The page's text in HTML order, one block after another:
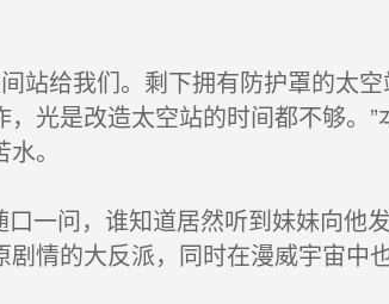
站给我们。剩下拥有防护罩的太
光是改造太空站的时间都不够。”
。
一问，谁知道居然听到妹妹向他
情的大反派，同时在漫威宇宙中